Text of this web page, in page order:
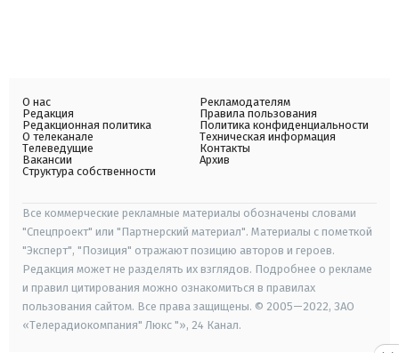
О нас
Редакция
Редакционная политика
О телеканале
Телеведущие
Вакансии
Структура собственности
Рекламодателям
Правила пользования
Политика конфиденциальности
Техническая информация
Контакты
Архив
Все коммерческие рекламные материалы обозначены словами
"Спецпроект" или "Партнерский материал". Материалы с пометкой
"Эксперт", "Позиция" отражают позицию авторов и героев.
Редакция может не разделять их взглядов. Подробнее о рекламе
и правил цитирования можно ознакомиться в правилах
пользования сайтом. Все права защищены. © 2005—2022, ЗАО
«Телерадиокомпания" Люкс "», 24 Канал.